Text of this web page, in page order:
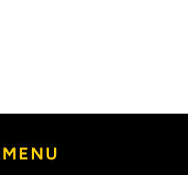
MENU